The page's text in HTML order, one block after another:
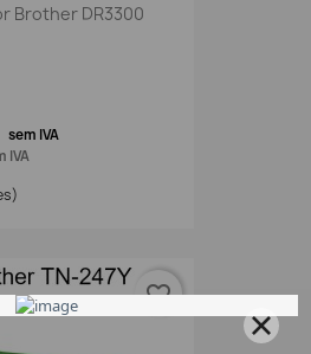
Brother DR3300
sem IVA
IVA
favorite_border